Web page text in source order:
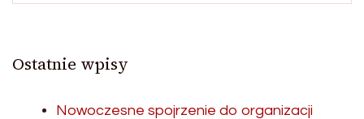
Ostatnie wpisy
Nowoczesne spojrzenie do organizacji